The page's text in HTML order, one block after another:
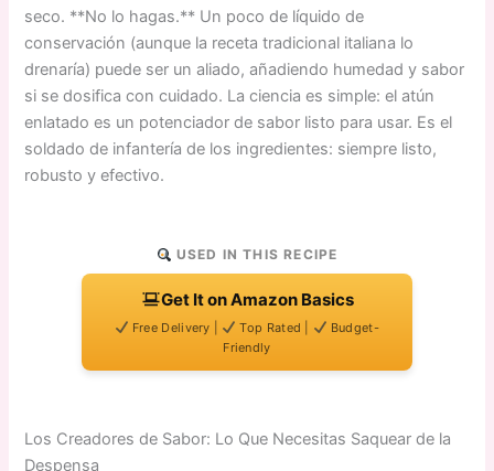
seco. **No lo hagas.** Un poco de líquido de
conservación (aunque la receta tradicional italiana lo
drenaría) puede ser un aliado, añadiendo humedad y sabor
si se dosifica con cuidado. La ciencia es simple: el atún
enlatado es un potenciador de sabor listo para usar. Es el
soldado de infantería de los ingredientes: siempre listo,
robusto y efectivo.
USED IN THIS RECIPE
Get It on Amazon Basics
Free Delivery | Top Rated |
Budget-
Friendly
Los Creadores de Sabor: Lo Que Necesitas Saquear de la
Despensa